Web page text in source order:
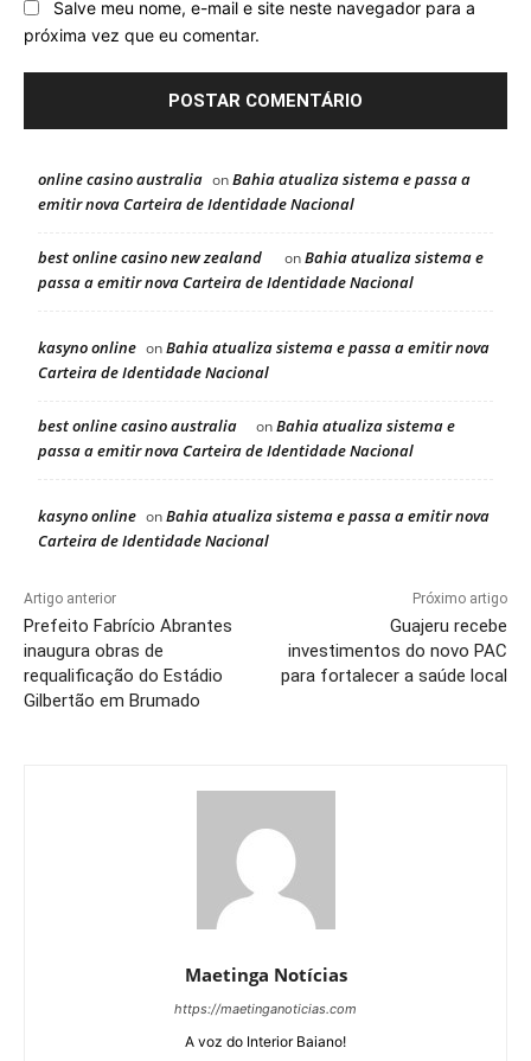
Salve meu nome, e-mail e site neste navegador para a
próxima vez que eu comentar.
online casino australia onBahia atualiza sistema e passa a
emitir nova Carteira de Identidade Nacional
best online casino new zealand onBahia atualiza sistema e
passa a emitir nova Carteira de Identidade Nacional
kasyno online onBahia atualiza sistema e passa a emitir nova
Carteira de Identidade Nacional
best online casino australia onBahia atualiza sistema e
passa a emitir nova Carteira de Identidade Nacional
kasyno online onBahia atualiza sistema e passa a emitir nova
Carteira de Identidade Nacional
Artigo anterior
Prefeito Fabrício Abrantes
inaugura obras de
requalificação do Estádio
Gilbertão em Brumado
Próximo artigo
Guajeru recebe
investimentos do novo PAC
para fortalecer a saúde local
Maetinga Notícias
https://maetinganoticias.com
A voz do Interior Baiano!